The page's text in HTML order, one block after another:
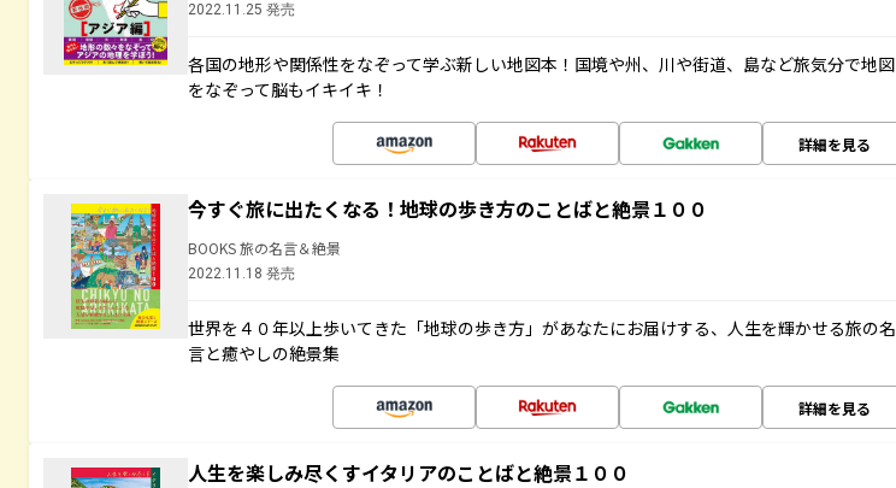
2022.11.25 発売
各国の地形や関係性をなぞって学ぶ新しい地図本！国境や州、川や街道、島など旅気分で地図
をなぞって脳もイキイキ！
詳細を見る
今すぐ旅に出たくなる！地球の歩き方のことばと絶景１００
BOOKS 旅の名言＆絶景
2022.11.18 発売
世界を４０年以上歩いてきた「地球の歩き方」があなたにお届けする、人生を輝かせる旅の名
言と癒やしの絶景集
詳細を見る
人生を楽しみ尽くすイタリアのことばと絶景１００